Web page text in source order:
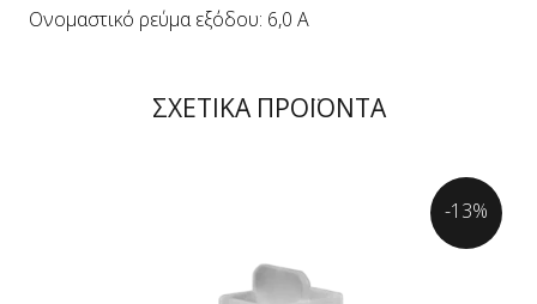
Ονομαστικό ρεύμα εξόδου: 6,0 A
ΣΧΕΤΙΚΑ ΠΡΟΪΟΝΤΑ
-13%